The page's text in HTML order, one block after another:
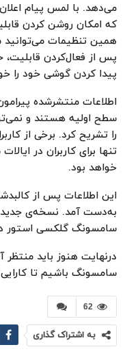
می‌دهد. با لمس پیام
که امکان روشن کردن
همین تنظیمات می‌توانید
پس از فعال‌کردن
پیدا کردن گوشی خود را
سطح اولیه هستند و
را تشریح کرد. برخی از
تنها برای کاربران در
خواهد بود.
سامسونگ گلکسی استور
درنهایت هنوز باید
سامسونگ باشیم تا
62
به اشتراک گذاری